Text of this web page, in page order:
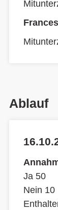
Ablauf
Ja 50
Nein 10